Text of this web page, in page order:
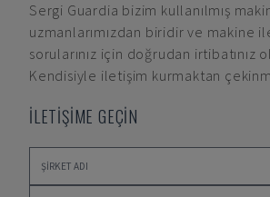
Sergi Guardia bizim kullanılmış
uzmanlarımızdan biridir ve makine
sorularınız için doğrudan irtibatınız
Kendisiyle iletişim kurmaktan
İLETİŞİME GEÇİN